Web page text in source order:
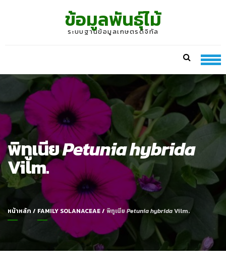
ข้อมูลพันธุ์ไม้
ระบบฐานข้อมูลเกษตรดิจิทัล
พิทูเนียPetunia hybrida
Vilm.
หน้าหลัก / FAMILY SOLANACEAE/ พิทูเนีย Petunia hybridaVilm.